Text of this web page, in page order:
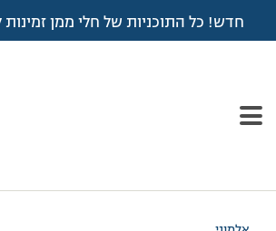
חדש! כל התוכניות של חלי ממן
עמוד הבית >דיונים>פורום >יין?
מוצגות 2 תגובות – 1 עד 2 (מתוך 2 סה״כ)